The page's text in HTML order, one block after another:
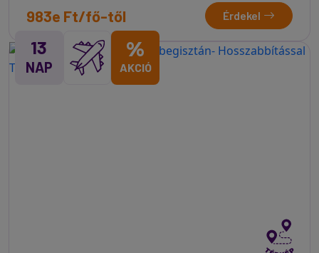
983e Ft/fő-től Érdekel
13
NAP
%
AKCIÓ